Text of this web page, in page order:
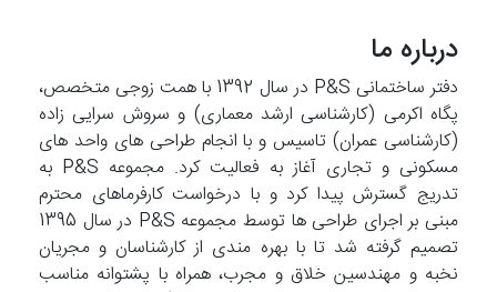
درباره ما
دفتر ساختمانی P&S در سال 1392 با همت زوجی متخصص،
پگاه اکرمی (کارشناسی ارشد معماری) و سروش سرایی زاده
(کارشناسی عمران) تاسیس و با انجام طراحی های واحد های
مسکونی و تجاری آغاز به فعالیت کرد. مجموعه P&S به
تدریج گسترش پیدا کرد و با درخواست کارفرماهای محترم
مبنی بر اجرای طراحی ها توسط مجموعه P&S در سال 1395
تصمیم گرفته شد تا با بهره مندی از کارشناسان و مجریان
نخبه و مهندسین خلاق و مجرب، همراه با پشتوانه مناسب